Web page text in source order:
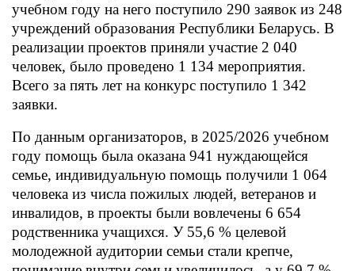
учебном году на него поступило 290 заявок из 248
учреждений образования Республики Беларусь. В
реализации проектов приняли участие 2 040
человек, было проведено 1 134 мероприятия.
Всего за пять лет на конкурс поступило 1 342
заявки.
По данным организаторов, в 2025/2026 учебном
году помощь была оказана 941 нуждающейся
семье, индивидуальную помощь получили 1 064
человека из числа пожилых людей, ветеранов и
инвалидов, в проекты были вовлечены 6 654
родственника учащихся. У 55,6 % целевой
молодежной аудитории семьи стали крепче,